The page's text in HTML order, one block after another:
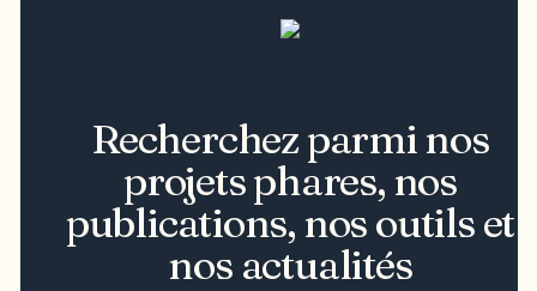
Recherchez parmi nos
projets phares, nos
publications, nos outils et
nos actualités